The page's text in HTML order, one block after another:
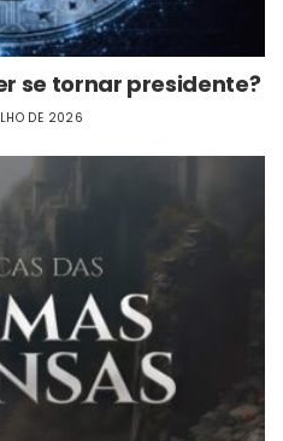
se tornar presidente?
DE 2026